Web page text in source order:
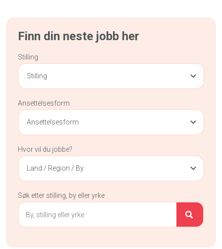
Finn din neste jobb her
Stilling
Stilling
Ansettelsesform
Ansettelsesform
Hvor vil du jobbe?
Land / Region / By
Søk etter stilling, by eller yrke